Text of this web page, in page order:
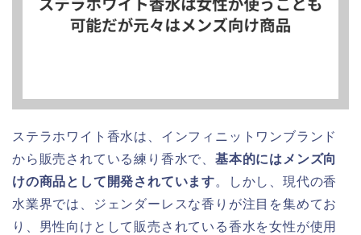
ステラホワイト香水は、インフィニットワンブランド
から販売されている練り香水で、 基本的にはメンズ向
けの商品として開発されています。しかし、現代の香
水業界では、ジェンダーレスな香りが注目を集めてお
り、男性向けとして販売されている香水を女性が使用